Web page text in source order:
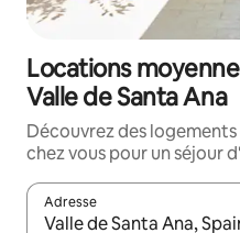
Locations
Valle de Santa Ana
Découvrez des
chez vous pour un séjour
Adresse
Lorsque les résultats